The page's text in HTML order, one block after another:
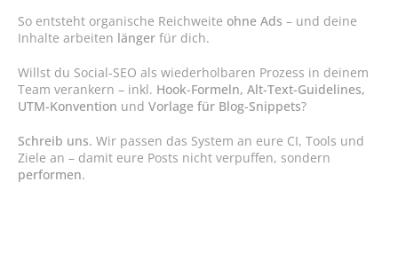
So entsteht organische Reichweite ohne Ads – und deine
Inhalte arbeiten länger für dich.
Willst du Social-SEO als wiederholbaren Prozess in deinem
Team verankern – inkl. Hook-Formeln, Alt-Text-Guidelines,
UTM-Konvention und Vorlage für Blog-Snippets?
Schreib uns. Wir passen das System an eure CI, Tools und
performen.